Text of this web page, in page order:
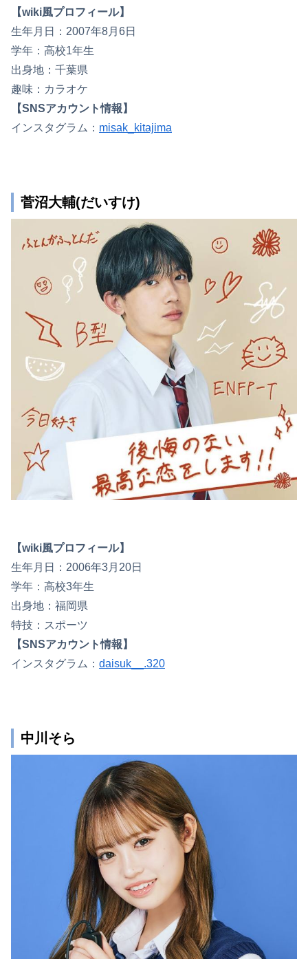
【wiki風プロフィール】
生年月日：2007年8月6日
学年：高校1年生
出身地：千葉県
趣味：カラオケ
【SNSアカウント情報】
インスタグラム： misak_kitajima
菅沼大輔(だいすけ)
【wiki風プロフィール】
生年月日：2006年3月20日
学年：高校3年生
出身地：福岡県
特技：スポーツ
【SNSアカウント情報】
インスタグラム： daisuk__.320
中川そら